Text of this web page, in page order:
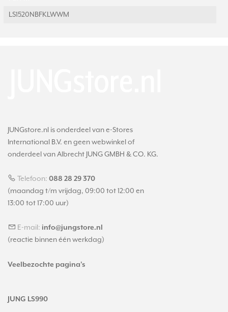
LS1520NBFKLWWM
JUNGstore.nl is onderdeel van e-Stores
International B.V. en geen webwinkel of
onderdeel van Albrecht JUNG GMBH & CO. KG.
Telefoon: 088 28 29 370
(maandag t/m vrijdag, 09:00 tot 12:00 en
13:00 tot 17:00 uur)
E-mail: info@jungstore.nl
(reactie binnen één werkdag)
Veelbezochte pagina's
JUNG LS990